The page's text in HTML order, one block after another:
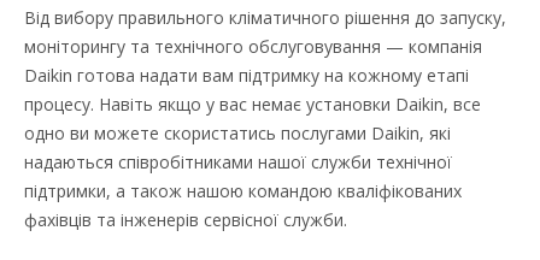
Від вибору правильного кліматичного рішення до запуску,
моніторингу та технічного обслуговування — компанія
Daikin готова надати вам підтримку на кожному етапі
процесу. Навіть якщо у вас немає установки Daikin, все
одно ви можете скористатись послугами Daikin, які
надаються співробітниками нашої служби технічної
підтримки, а також нашою командою кваліфікованих
фахівців та інженерів сервісної служби.